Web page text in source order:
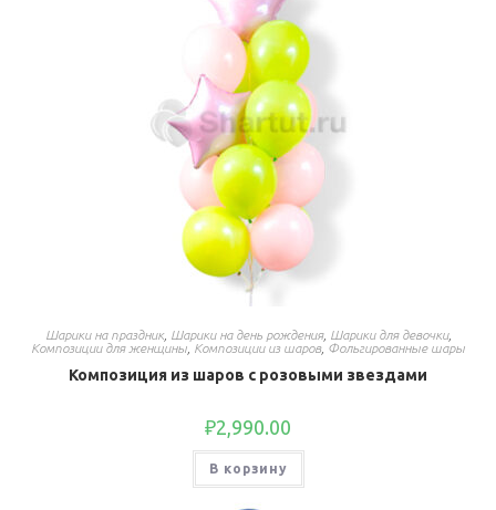
Шарики на праздник, Шарики на день рождения, Шарики для девочки,
Композиции для женщины Композиции из шаров, Фольгированные шары
Композиция из шаров с розовыми звездами
₽2,990.00
В корзину